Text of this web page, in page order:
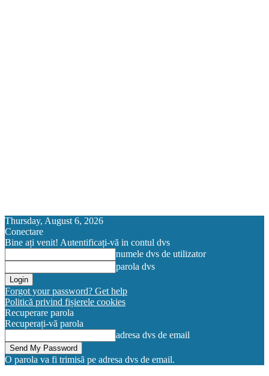
Thursday, August 6, 2026
Conectare
Bine ați venit! Autentificați-vă in contul dvs
numele dvs de utilizator
parola dvs
Forgot your password? Get help
Politică privind fișierele cookies
Recuperare parola
Recuperați-vă parola
adresa dvs de email
O parola va fi trimisă pe adresa dvs de email.